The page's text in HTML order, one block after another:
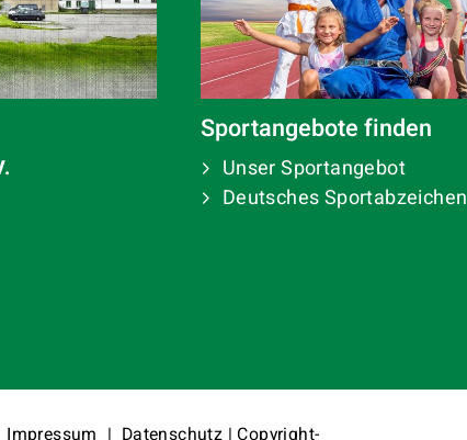
Sportangebote finden
Unser Sportangebot
Deutsches Sportabzeichen